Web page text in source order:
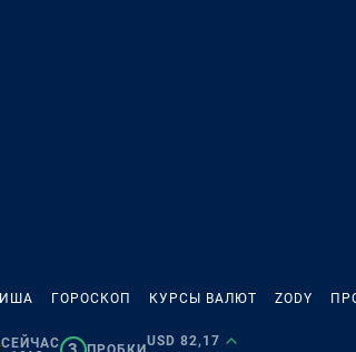
ГОРОСКОП КУРСЫ ВАЛЮТ ZODY
СЕЙЧАС
USD 82,17